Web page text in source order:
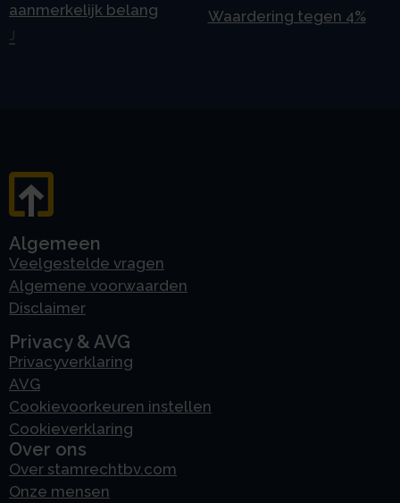
aanmerkelijk belang
J
Waardering tegen 4%
Algemeen
Veelgestelde vragen
Algemene voorwaarden
Disclaimer
Privacy & AVG
Privacyverklaring
AVG
Cookievoorkeuren instellen
Cookieverklaring
Over ons
Over stamrechtbv.com
Onze mensen